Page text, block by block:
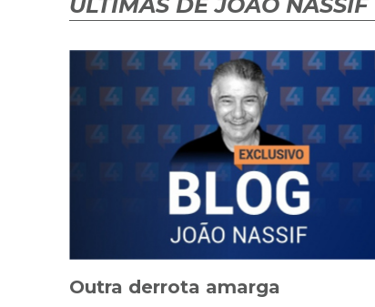
ÚLTIMAS DE JOÃO NASSIF
Outra derrota amarga